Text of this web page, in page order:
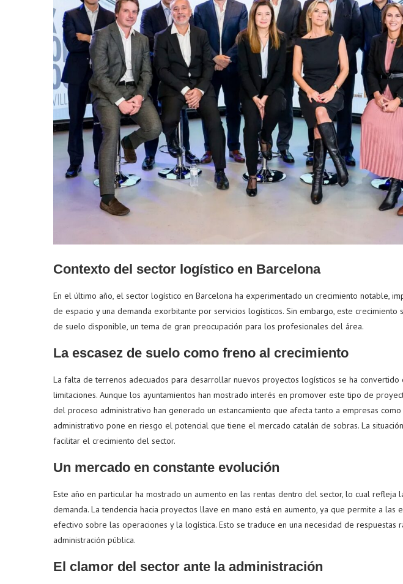
Contexto del sector logístico en Barcelona
En el último año, el sector logístico en Barcelona ha experimentado un crecimiento notable,
de espacio y una demanda exorbitante por servicios logísticos. Sin embargo, este crecimiento
de suelo disponible, un tema de gran preocupación para los profesionales del área.
La escasez de suelo como freno al crecimiento
La falta de terrenos adecuados para desarrollar nuevos proyectos logísticos se ha convertido
limitaciones. Aunque los ayuntamientos han mostrado interés en promover este tipo de
del proceso administrativo han generado un estancamiento que afecta tanto a empresas
administrativo pone en riesgo el potencial que tiene el mercado catalán de sobras. La
facilitar el crecimiento del sector.
Un mercado en constante evolución
Este año en particular ha mostrado un aumento en las rentas dentro del sector, lo cual refleja
demanda. La tendencia hacia proyectos llave en mano está en aumento, ya que permite a las
efectivo sobre las operaciones y la logística. Esto se traduce en una necesidad de
administración pública.
El clamor del sector ante la administración
Bitcoin (BTC) $ 64,998.00 Ethereum (ETH) $ 1,919.56